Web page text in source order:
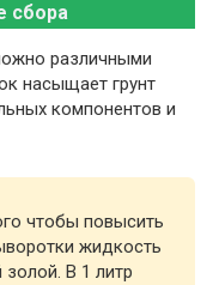
сбора
различными
насыщает грунт
компонентов и
чтобы повысить
жидкость
В 1 литр